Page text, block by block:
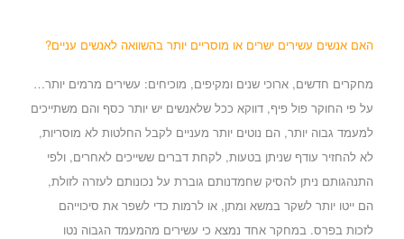
האם אנשים עשירים ישרים או מוסריים יותר בהשוואה לאנשים עניים?
מחקרים חדשים, ארוכי שנים ומקיפים, מוכיחים: עשירים מרמים יותר…
על פי החוקר פול פיף, דווקא ככל שלאנשים יש יותר כסף והם משתייכים
למעמד גבוה יותר, הם נוטים יותר מעניים לקבל החלטות לא מוסריות,
לא להחזיר עודף שניתן בטעות, לקחת דברים ששייכים לאחרים, ולפי
התנהגותם ניתן להסיק שחמדנותם גוברת על נכונותם לעזרה לזולת,
הם ייטו יותר לשקר במשא ומתן, או לרמות כדי לשפר את סיכוייהם
לזכות בפרס. במחקר אחד נמצא כי עשירים מהמעמד הגבוה נטו